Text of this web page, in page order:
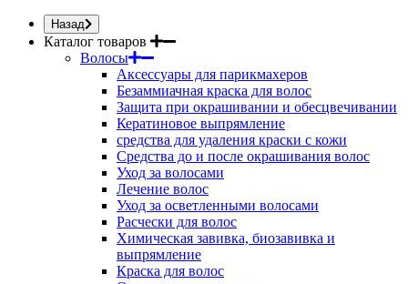
Назад
Каталог товаров
Волосы
Аксессуары для парикмахеров
Безаммиачная краска для волос
Защита при окрашивании и обесцвечивании
Кератиновое выпрямление
средства для удаления краски с кожи
Средства до и после окрашивания волос
Уход за волосами
Лечение волос
Уход за осветленными волосами
Расчески для волос
Химическая завивка, биозавивка и
выпрямление
Краска для волос